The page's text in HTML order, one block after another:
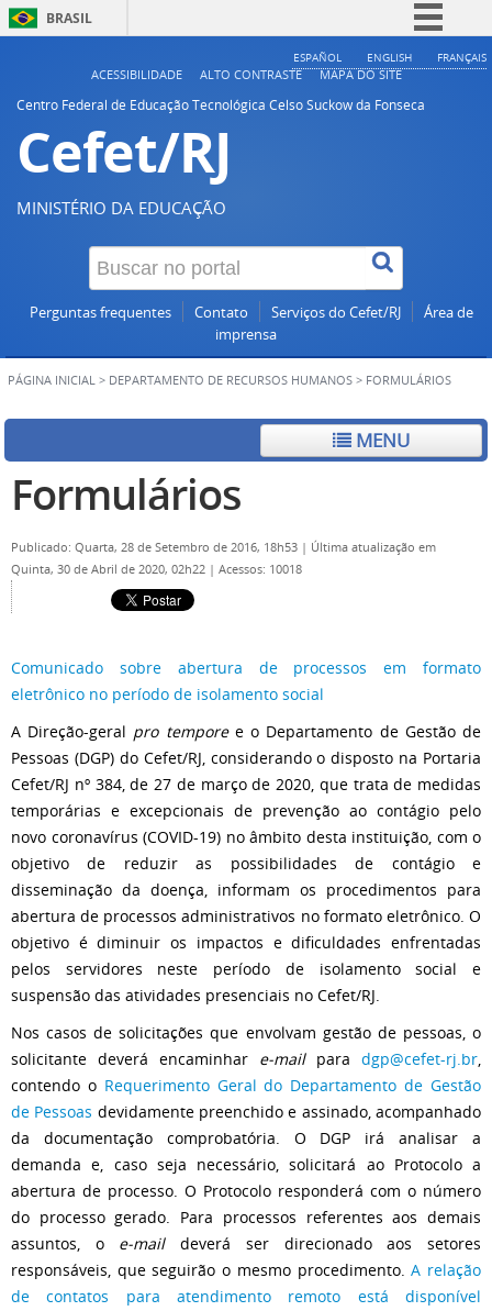
BRASIL
Simplifique!
ESPAÑOL ENGLISH FRANÇAIS
ACESSIBILIDADE ALTO CONTRASTE
MAPA DO SITE
Centro Federal de Educação Tecnológica Celso Suckow da Fonseca
Cefet/RJ
MINISTÉRIO DA EDUCAÇÃO
Perguntas frequentes Contato Serviços do Cefet/RJ
Área de
imprensa
PÁGINA INICIAL > DEPARTAMENTO DE RECURSOS HUMANOS > FORMULÁRIOS
MENU
Formulários
Publicado: Quarta, 28 de Setembro de 2016, 18h53 | Última atualização em
Quinta, 30 de Abril de 2020, 02h22 | Acessos: 10018
Comunicado sobre abertura de processos em formato
eletrônico no período de isolamento social
A Direção-geral pro temporee o Departamento de Gestão de
Pessoas (DGP) do Cefet/RJ, considerando o disposto na Portaria
Cefet/RJ nº 384, de 27 de março de 2020, que trata de medidas
temporárias e excepcionais de prevenção ao contágio pelo
novo coronavírus (COVID-19) no âmbito desta instituição, com o
objetivo de reduzir as possibilidades de contágio e
disseminação da doença, informam os procedimentos para
abertura de processos administrativos no formato eletrônico. O
objetivo é diminuir os impactos e dificuldades enfrentadas
pelos servidores neste período de isolamento social e
suspensão das atividades presenciais no Cefet/RJ.
Nos casos de solicitações que envolvam gestão de pessoas, o
solicitante deverá encaminhar e-mailpara dgp@cefet-rj.br,
contendo o Requerimento Geral do Departamento de Gestão
de Pessoas devidamente preenchido e assinado, acompanhado
da documentação comprobatória. O DGP irá analisar a
demanda e, caso seja necessário, solicitará ao Protocolo a
abertura de processo. O Protocolo responderá com o número
do processo gerado. Para processos referentes aos demais
assuntos, o e-maildeverá ser direcionado aos setores
responsáveis, que seguirão o mesmo procedimento.A relação
de contatos para atendimento remoto está disponível